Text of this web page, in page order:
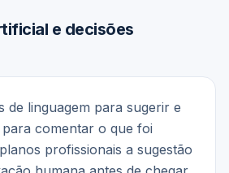
e decisões
de linguagem para sugerir e
comentar o que foi
profissionais a sugestão